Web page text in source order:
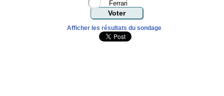
Ferrari
Afficher les résultats du sondage